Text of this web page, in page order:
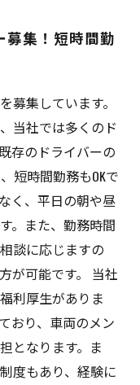
募集！短時間勤
募集しています。
当社では多くのド
存のドライバーの
短時間勤務もOKで
く、平日の朝や昼
。また、勤務時間
談に応じますの
が可能です。 当社
利厚生がありま
おり、車両のメン
となります。ま
度もあり、経験に